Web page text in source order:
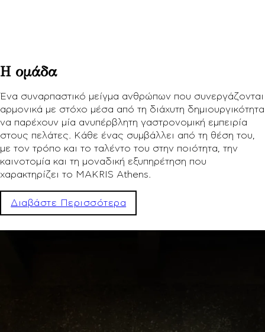
Η ομάδα
Ένα συναρπαστικό μείγμα ανθρώπων που συνεργάζονται
αρμονικά με στόχο μέσα από τη διάχυτη δημιουργικότητα
να παρέχουν μία ανυπέρβλητη γαστρονομική εμπειρία
στους πελάτες. Κάθε ένας συμβάλλει από τη θέση του,
με τον τρόπο και το ταλέντο του στην ποιότητα, την
καινοτομία και τη μοναδική εξυπηρέτηση που
χαρακτηρίζει το MAKRIS Athens.
Διαβάστε Περισσότερα